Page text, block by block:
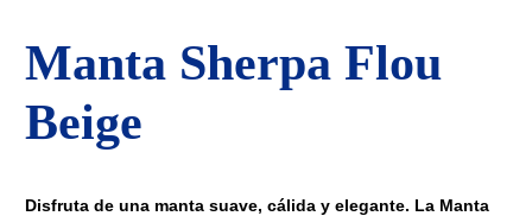
Manta Sherpa Flou
Beige
Disfruta de una manta suave, cálida y elegante. La Manta